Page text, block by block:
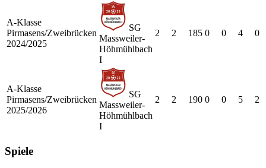
A-Klasse
Pirmasens/Zweibrücken
2024/2025
SG
Massweiler-
Höhmühlbach
I
2 2 185 0 0 4 0
A-Klasse
Pirmasens/Zweibrücken
2025/2026
SG
Massweiler-
Höhmühlbach
I
2 2 190 0 0 5 2
Spiele